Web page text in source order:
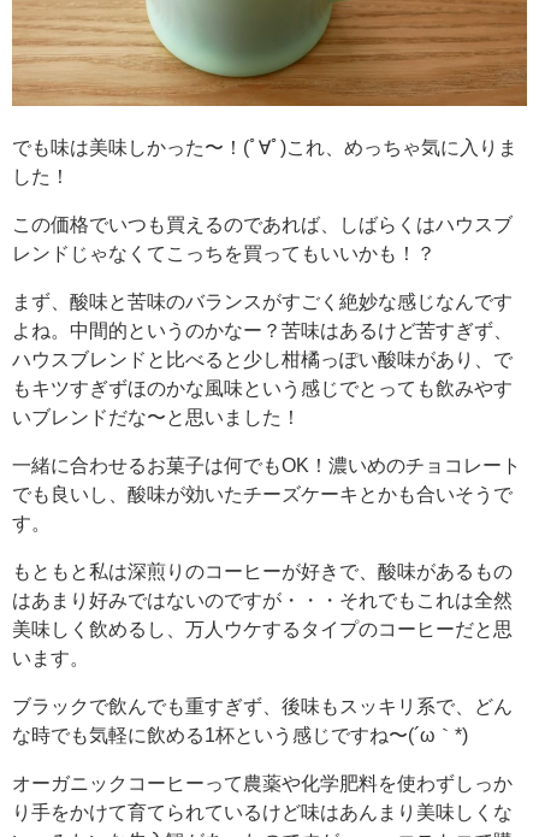
でも味は美味しかった〜！(ﾟ∀ﾟ)これ、めっちゃ気に入りま
した！
この価格でいつも買えるのであれば、しばらくはハウスブ
レンドじゃなくてこっちを買ってもいいかも！？
まず、酸味と苦味のバランスがすごく絶妙な感じなんです
よね。中間的というのかなー？苦味はあるけど苦すぎず、
ハウスブレンドと比べると少し柑橘っぽい酸味があり、で
もキツすぎずほのかな風味という感じでとっても飲みやす
いブレンドだな〜と思いました！
一緒に合わせるお菓子は何でもOK！濃いめのチョコレート
でも良いし、酸味が効いたチーズケーキとかも合いそうで
す。
もともと私は深煎りのコーヒーが好きで、酸味があるもの
はあまり好みではないのですが・・・それでもこれは全然
美味しく飲めるし、万人ウケするタイプのコーヒーだと思
います。
ブラックで飲んでも重すぎず、後味もスッキリ系で、どん
な時でも気軽に飲める1杯という感じですね〜(´ω｀*)
オーガニックコーヒーって農薬や化学肥料を使わずしっか
り手をかけて育てられているけど味はあんまり美味しくな